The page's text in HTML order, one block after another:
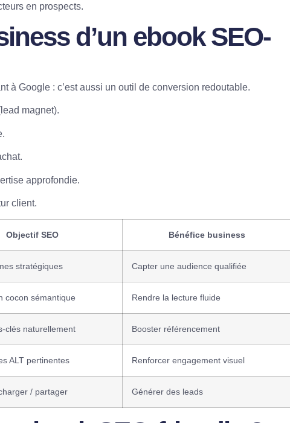
en prospects.
d’un ebook SEO-
à Google : c’est aussi un outil de conversion redoutable.
magnet).
approfondie.
client.
Objectif SEO Bénéfice business
stratégiques Capter une audience qualifiée
cocon sémantique Rendre la lecture fluide
clés naturellement Booster référencement
ALT pertinentes Renforcer engagement visuel
/ partager Générer des leads